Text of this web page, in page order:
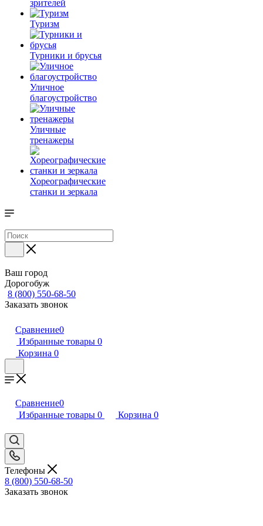
зрителей
Туризм
Турники и брусья
Уличное
благоустройство
Уличные
тренажеры
Хореографические
станки и зеркала
Ваш город
Дорогобуж
8 (800) 550-68-50
Заказать звонок
Сравнение0
Избранные товары 0
Корзина 0
Сравнение0
Избранные товары 0 Корзина 0
Телефоны
8 (800) 550-68-50
Заказать звонок